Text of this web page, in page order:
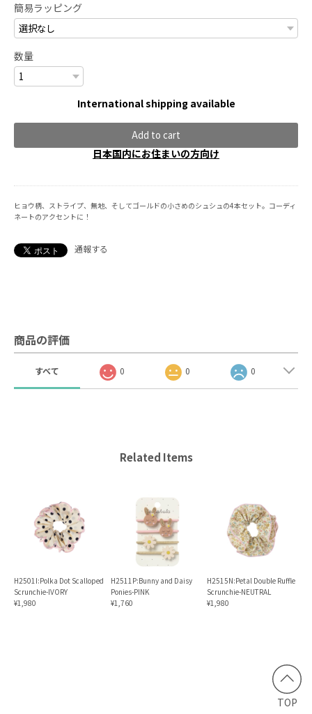
簡易ラッピング
数量
International shipping available
Add to cart
日本国内にお住まいの方向け
ヒョウ柄、ストライプ、無地、そしてゴールドの小さめのシュシュの4本セット。コーディ
ネートのアクセントに！
通報する
商品の評価
すべて 0 0 0
Related Items
H2501I:Polka Dot Scalloped
Scrunchie-IVORY
¥1,980
H2511P:Bunny and Daisy
Ponies-PINK
¥1,760
H2515N:Petal Double Ruffle
Scrunchie-NEUTRAL
¥1,980
TOP